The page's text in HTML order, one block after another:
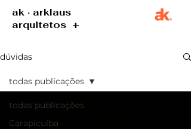
ak · arklaus
arquitetos +
dúvidas
todas publicações
Carapicuíba
todas publicações